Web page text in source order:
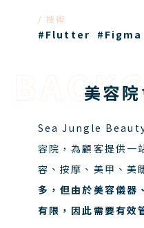
技術
#Flutter #Figma
美容
Sea Jungle Beauty
容院，為顧客提供一
容、按摩、美甲、美
多，但由於美容儀器
有限，因此需要有效